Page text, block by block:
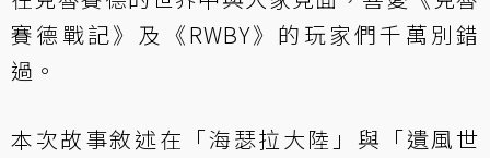
賽德戰記》及《RWBY》的玩家們千萬別錯
過。
本次故事敘述在「海瑟拉大陸」與「遺風世